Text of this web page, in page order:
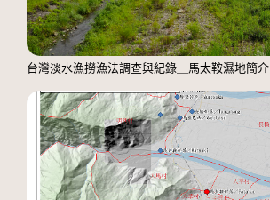
台灣淡水漁撈漁法調查與紀錄＿馬太鞍濕地簡介